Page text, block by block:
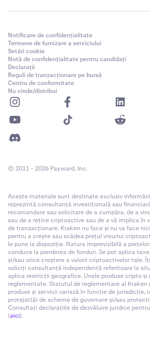
Notificare de confidențialitate
Termene de furnizare a serviciului
Setări cookie
Notă de confidențialitate pentru candidați
Declarații
Reguli de tranzacționare pe bursă
Centru de conformitate
Nu vinde/distribui
© 2011 - 2026 Payward, Inc.
Aceste materiale sunt destinate exclusiv
reprezintă consultanță investițională sau
recomandare sau solicitare de a cumpăra, de a
sau de a reține criptoactive sau de a vă implica în
de tranzacționare. Kraken nu face și nu va face
pentru a crește sau scădea prețul vreunui
le pune la dispoziție. Natura imprevizibilă a
conduce la pierderea de fonduri. Se pot aplica
și/sau orice creștere a valorii criptoactivelor tale.
soliciți consultanță independentă referitoare la
aplica restricții geografice. Unele produse cripto
reglementate. Statutul de reglementare al
produse și servicii variază în funcție de jurisdicție,
protejat(ă) de scheme de guvernare și/sau
Consultați declarațiile de dezvăluire juridice
(aici).